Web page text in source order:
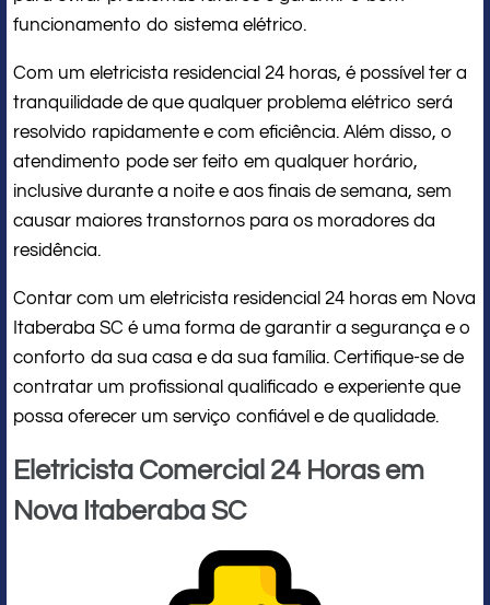
funcionamento do sistema elétrico.
Com um eletricista residencial 24 horas, é possível ter a
tranquilidade de que qualquer problema elétrico será
resolvido rapidamente e com eficiência. Além disso, o
atendimento pode ser feito em qualquer horário,
inclusive durante a noite e aos finais de semana, sem
causar maiores transtornos para os moradores da
residência.
Contar com um eletricista residencial 24 horas em Nova
Itaberaba SC é uma forma de garantir a segurança e o
conforto da sua casa e da sua família. Certifique-se de
contratar um profissional qualificado e experiente que
possa oferecer um serviço confiável e de qualidade.
Eletricista Comercial 24 Horas em
Nova Itaberaba SC